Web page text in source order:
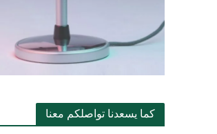
كما يسعدنا تواصلكم معنا